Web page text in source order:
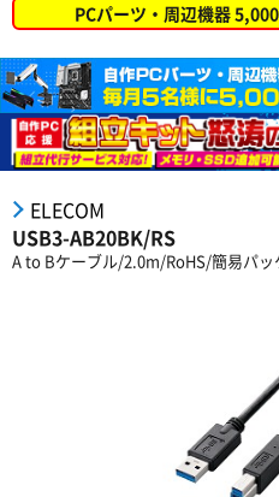
PCパーツ・周辺機器
ELECOM
USB3-AB20BK/RS
A to Bケーブル/2.0m/RoHS/簡易パ